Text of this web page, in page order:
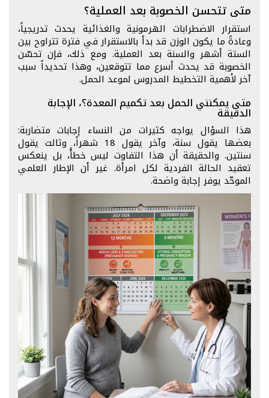
متى تتحسن الخصوبة بعد العملية؟
استقرار الاضطرابات الهرمونية والغذائية يحدث تدريجياً،
وعادةً ما يكون الوزن قد بدأ بالاستقرار في فترة تتراوح بين
الستة أشهر والسنة بعد العملية. ومع ذلك، فإن تحسّن
الخصوبة قد يحدث أسرع مما تتوقعين، وهذا تحديداً سبب
آخر لأهمية التخطيط المدروس لموعد الحمل.
متى يمكنني الحمل بعد تكميم المعدة؟، الإجابة
الدقيقة
هذا السؤال يواجه كثيرات من النساء إجابات متضاربة:
بعضها يقول سنة، وآخر يقول 18 شهراً، وثالث يقول
سنتين. والحقيقة أن هذا التفاوت ليس خطأً، بل ينعكس
تعقيد الحالة الفردية لكل امرأة. غير أن الإطار العلمي
الموحّد يوفر إجابة واضحة.